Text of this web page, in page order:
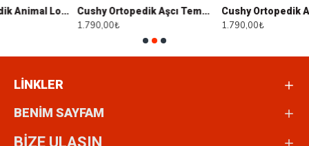
Cushy Ortopedik Animal Lover Sabo Terlik Cushy Ortopedik Aşcı Temalı Sabo Terlik Cushy Ortopedik Ayıcıklı Sabo Terlik
LİNKLER
BENİM SAYFAM
BİZE ULAŞIN